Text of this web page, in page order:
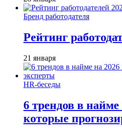
Бренд работодателя
Рейтинг
21 января
HR-беседы
6 трендов в найме
которые